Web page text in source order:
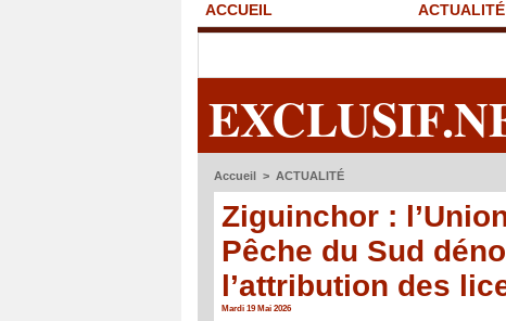
ACCUEIL ACTUALITÉ
Accueil > ACTUALITÉ
Ziguinchor :
Pêche du Sud
l’attribution des
Mardi 19 Mai 2026